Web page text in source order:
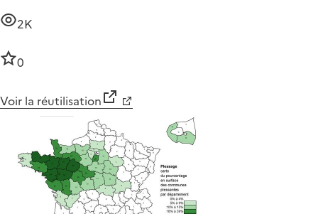
2K
0
Voir la réutilisation